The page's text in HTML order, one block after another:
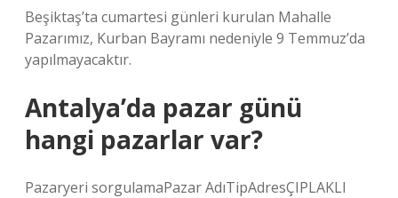
Beşiktaş’ta cumartesi günleri kurulan Mahalle
Pazarımız, Kurban Bayramı nedeniyle 9 Temmuz’da
yapılmayacaktır.
Antalya’da pazar günü
hangi pazarlar var?
Pazaryeri sorgulamaPazar AdıTipAdresÇIPLAKLI